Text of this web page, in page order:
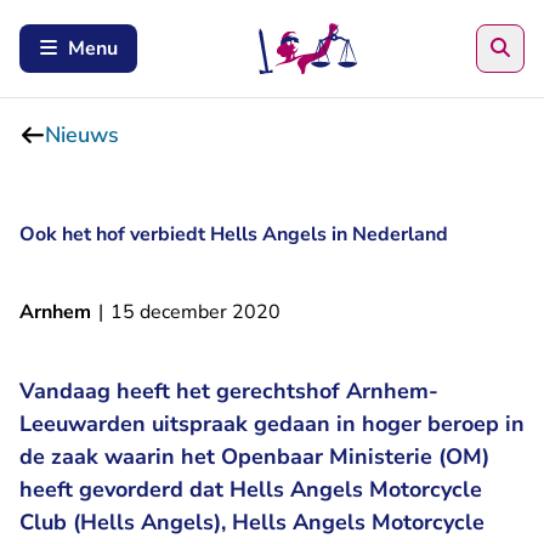
Menu
Nieuws
Ook het hof verbiedt Hells Angels in Nederland
Arnhem | 15 december 2020
Vandaag heeft het gerechtshof Arnhem-
Leeuwarden uitspraak gedaan in hoger beroep in
de zaak waarin het Openbaar Ministerie (OM)
heeft gevorderd dat Hells Angels Motorcycle
Club (Hells Angels), Hells Angels Motorcycle